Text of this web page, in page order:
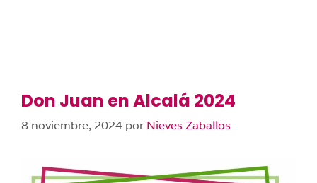
Don Juan en Alcalá 2024
8 noviembre, 2024 por Nieves Zaballos